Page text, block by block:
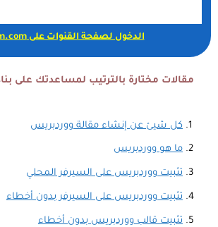
الدخول لصفحة القنوات على jabism.com
مقالات مختارة بالترتيب لمساعدتك على
كل شيئ عن إنشاء مقالة ووردبريس
ما هو ووردبريس
تثبيت ووردبريس على السيرفر المحلي
تثبيت ووردبريس على السيرفر بدون أخطاء
تثبيت قالب ووردبريس بدون أخطاء